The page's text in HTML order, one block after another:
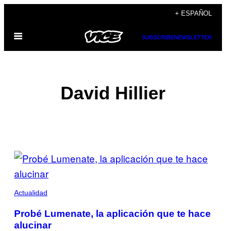
contenido
+ ESPAÑOL
Abrir
SUBSCRIBENEWSLETTER
David Hillier
POSTS
BY
THIS
AUTHOR
Actualidad
Probé Lumenate, la aplicación que te hace
alucinar